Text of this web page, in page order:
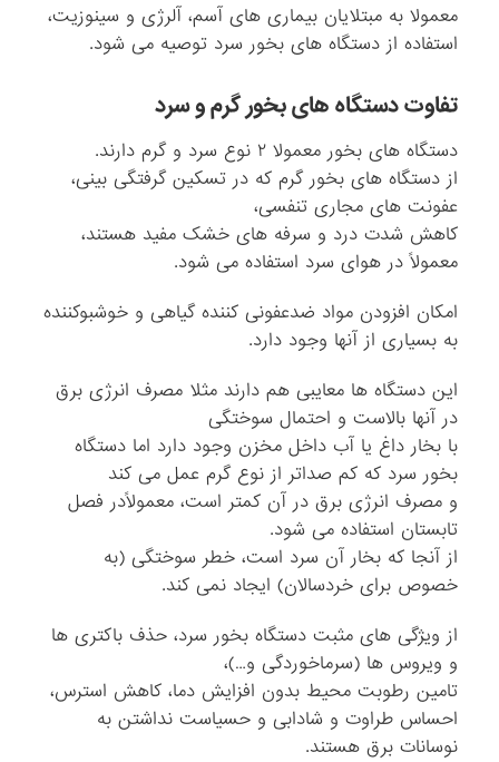
معمولا به مبتلایان بیماری های آسم، آلرژی و سینوزیت،
استفاده از دستگاه های بخور سرد توصیه می شود.
تفاوت دستگاه های بخور گرم و سرد
دستگاه های بخور معمولا ۲ نوع سرد و گرم دارند.
از دستگاه های بخور گرم که در تسکین گرفتگی بینی،
عفونت های مجاری تنفسی،
کاهش شدت درد و سرفه های خشک مفید هستند،
معمولاً در هوای سرد استفاده می شود.
امکان افزودن مواد ضدعفونی کننده گیاهی و خوشبوکننده
به بسیاری از آنها وجود دارد.
این دستگاه ها معایبی هم دارند مثلا مصرف انرژی برق
در آنها بالاست و احتمال سوختگی
با بخار داغ یا آب داخل مخزن وجود دارد اما دستگاه
بخور سرد که کم صداتر از نوع گرم عمل می کند
و مصرف انرژی برق در آن کمتر است، معمولاًدر فصل
تابستان استفاده می شود.
از آنجا که بخار آن سرد است، خطر سوختگی (به
خصوص برای خردسالان) ایجاد نمی کند.
از ویژگی های مثبت دستگاه بخور سرد، حذف باکتری ها
و ویروس ها (سرماخوردگی و…)،
تامین رطوبت محیط بدون افزایش دما، کاهش استرس،
احساس طراوت و شادابی و حسیاست نداشتن به
نوسانات برق هستند.